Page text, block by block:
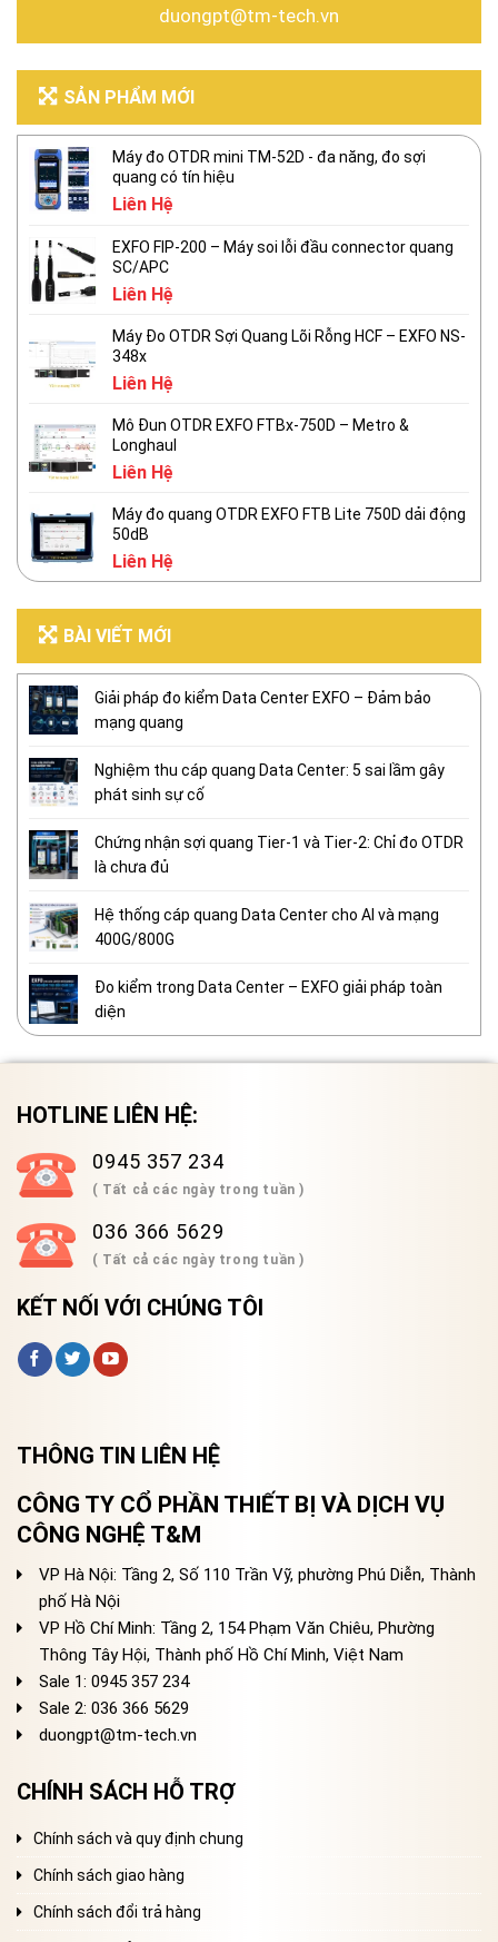
duongpt@tm-tech.vn
SẢN PHẨM MỚI
Máy đo OTDR mini TM-52D - đa năng, đo sợi
quang có tín hiệu
Liên Hệ
EXFO FIP-200 – Máy soi lỗi đầu connector quang
SC/APC
Liên Hệ
Máy Đo OTDR Sợi Quang Lõi Rỗng HCF – EXFO NS-
348x
Liên Hệ
Mô Đun OTDR EXFO FTBx-750D – Metro &
Longhaul
Liên Hệ
Máy đo quang OTDR EXFO FTB Lite 750D dải động
50dB
Liên Hệ
BÀI VIẾT MỚI
Giải pháp đo kiểm Data Center EXFO – Đảm bảo
mạng quang
Nghiệm thu cáp quang Data Center: 5 sai lầm gây
phát sinh sự cố
Chứng nhận sợi quang Tier-1 và Tier-2: Chỉ đo OTDR
là chưa đủ
Hệ thống cáp quang Data Center cho AI và mạng
400G/800G
Đo kiểm trong Data Center – EXFO giải pháp toàn
diện
HOTLINE LIÊN HỆ:
0945 357 234
( Tất cả các ngày trong tuần )
036 366 5629
( Tất cả các ngày trong tuần )
KẾT NỐI VỚI CHÚNG TÔI
THÔNG TIN LIÊN HỆ
CÔNG TY CỔ PHẦN THIẾT BỊ VÀ DỊCH VỤ
CÔNG NGHỆ T&M
VP Hà Nội: Tầng 2, Số 110 Trần Vỹ, phường Phú Diễn, Thành
phố Hà Nội
VP Hồ Chí Minh: Tầng 2, 154 Phạm Văn Chiêu, Phường
Thông Tây Hội, Thành phố Hồ Chí Minh, Việt Nam
Sale 1: 0945 357 234
Sale 2: 036 366 5629
duongpt@tm-tech.vn
CHÍNH SÁCH HỖ TRỢ
Chính sách và quy định chung
Chính sách giao hàng
Chính sách đổi trả hàng